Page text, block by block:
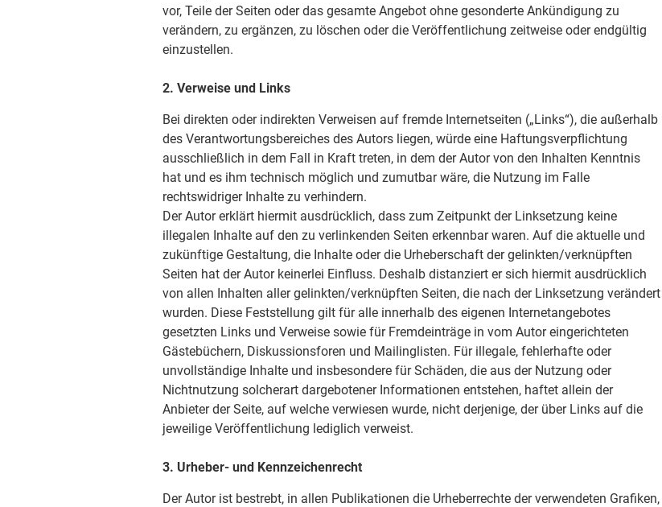
vor, Teile der Seiten oder das gesamte Angebot ohne gesonderte Ankündigung zu
verändern, zu ergänzen, zu löschen oder die Veröffentlichung zeitweise oder endgültig
einzustellen.
2. Verweise und Links
Bei direkten oder indirekten Verweisen auf fremde Internetseiten („Links“), die außerhalb
des Verantwortungsbereiches des Autors liegen, würde eine Haftungsverpflichtung
ausschließlich in dem Fall in Kraft treten, in dem der Autor von den Inhalten Kenntnis
hat und es ihm technisch möglich und zumutbar wäre, die Nutzung im Falle
rechtswidriger Inhalte zu verhindern.
Der Autor erklärt hiermit ausdrücklich, dass zum Zeitpunkt der Linksetzung keine
illegalen Inhalte auf den zu verlinkenden Seiten erkennbar waren. Auf die aktuelle und
zukünftige Gestaltung, die Inhalte oder die Urheberschaft der gelinkten/verknüpften
Seiten hat der Autor keinerlei Einfluss. Deshalb distanziert er sich hiermit ausdrücklich
von allen Inhalten aller gelinkten/verknüpften Seiten, die nach der Linksetzung verändert
wurden. Diese Feststellung gilt für alle innerhalb des eigenen Internetangebotes
gesetzten Links und Verweise sowie für Fremdeinträge in vom Autor eingerichteten
Gästebüchern, Diskussionsforen und Mailinglisten. Für illegale, fehlerhafte oder
unvollständige Inhalte und insbesondere für Schäden, die aus der Nutzung oder
Nichtnutzung solcherart dargebotener Informationen entstehen, haftet allein der
Anbieter der Seite, auf welche verwiesen wurde, nicht derjenige, der über Links auf die
jeweilige Veröffentlichung lediglich verweist.
3. Urheber- und Kennzeichenrecht
Der Autor ist bestrebt, in allen Publikationen die Urheberrechte der verwendeten Grafiken,